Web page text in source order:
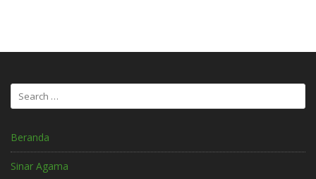
Beranda
Sinar Agama